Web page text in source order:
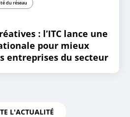
du réseau
: l’ITC lance une
pour mieux
entreprises du secteur
L'ACTUALITÉ